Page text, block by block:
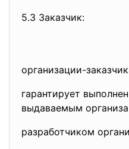
5.3
организации-
гарантирует
выдаваемым
разработчиком